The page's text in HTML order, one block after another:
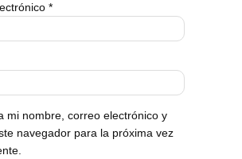
*
mi nombre, correo electrónico y
navegador para la próxima vez